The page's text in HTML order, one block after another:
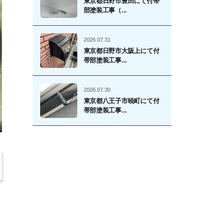
部塗装工事（...
2026.07.31
東京都日野市大阪上にて付
帯部塗装工事...
2026.07.30
東京都八王子市暁町にて付
帯部塗装工事...